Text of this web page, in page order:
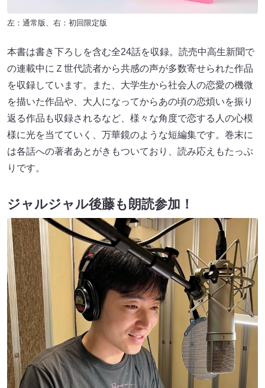
左：通常版、右：初回限定版
本書は書き下ろしを含む全24話を収録。読売中高生新聞で
の連載中にＺ世代読者から共感の声が多数寄せられた作品
を収録しています。また、大学生から社会人の恋愛の機微
を描いた作品や、大人になってからあの頃の恋煩いを振り
返る作品も収録されるなど、様々な角度で恋する人の心模
様に光を当てていく、万華鏡のような短編集です。巻末に
は各話への著者あとがきもついており、読み応えもたっぷ
りです。
ジャルジャル後藤も朗読参加！